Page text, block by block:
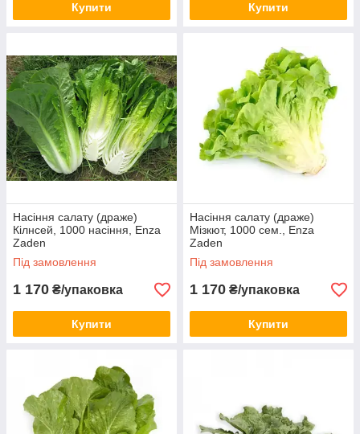
Купити Купити
Насіння салату (драже)
Кілнсей, 1000 насіння, Enza
Zaden
Під замовлення
1 170 ₴/упаковка
Купити
Насіння салату (драже)
Мізкют, 1000 сем., Enza
Zaden
Під замовлення
1 170 ₴/упаковка
Купити